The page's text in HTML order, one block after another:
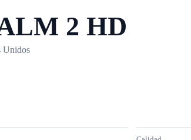
2 HD
Unidos